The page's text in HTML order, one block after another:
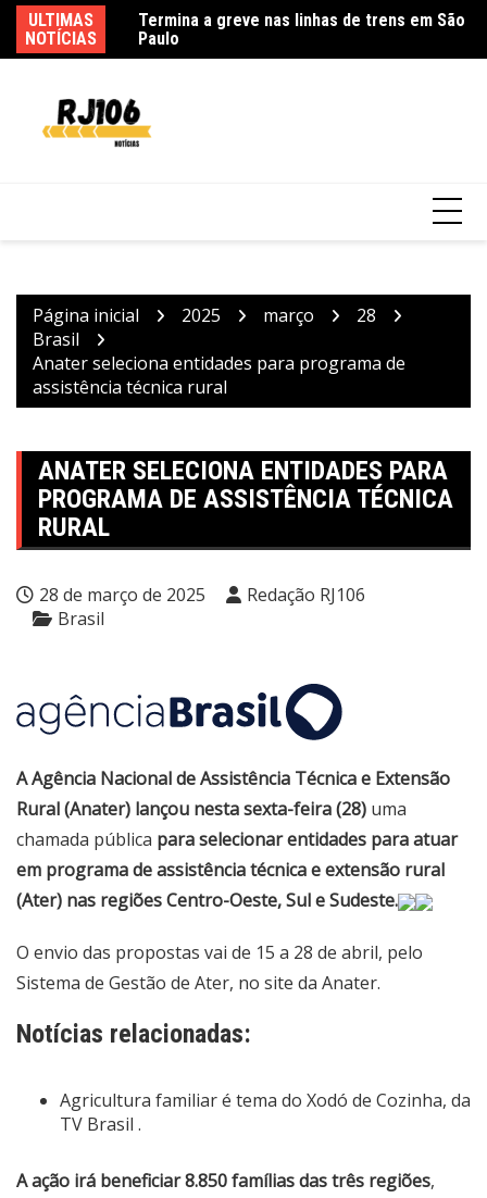
para
o
ULTIMAS
NOTÍCIAS
Usuários de trens mudam rotina por causa
Página inicial 2025 março
28
Brasil
Anater seleciona entidades para programa de
assistência técnica rural
ANATER SELECIONA ENTIDADES PARA
PROGRAMA DE ASSISTÊNCIA TÉCNICA
RURAL
28 de março de 2025
Redação RJ106
Brasil
A Agência Nacional de Assistência Técnica e Extensão
Rural (Anater) lançou nesta sexta-feira (28) uma
chamada pública para selecionar entidades para atuar
em programa de assistência técnica e extensão rural
(Ater) nas regiões Centro-Oeste, Sul e Sudeste.
O envio das propostas vai de 15 a 28 de abril, pelo
Sistema de Gestão de Ater, no site da Anater.
Notícias relacionadas:
Agricultura familiar é tema do Xodó de Cozinha, da
TV Brasil .
A ação irá beneficiar 8.850 famílias das três regiões,